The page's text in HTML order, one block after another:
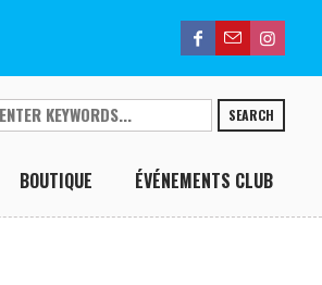
SEARCH
BOUTIQUE ÉVÉNEMENTS CLUB